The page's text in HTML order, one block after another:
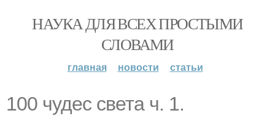
НАУКА ДЛЯ ВСЕХ ПРОСТЫМИ
СЛОВАМИ
главная новости статьи
100 чудес света ч. 1.